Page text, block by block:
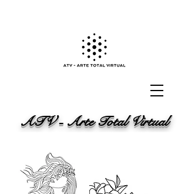
ATV - Arte Total Virtual